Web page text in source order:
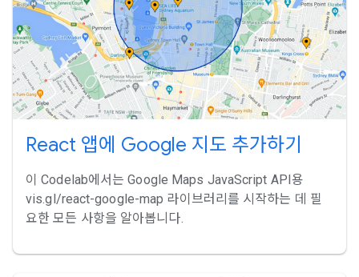
React 앱에 Google 지도 추가하기
이 Codelab에서는 Google Maps JavaScript API용
vis.gl/react-google-map 라이브러리를 시작하는 데 필
요한 모든 사항을 알아봅니다.